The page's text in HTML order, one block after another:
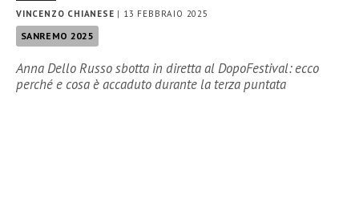
VINCENZO CHIANESE | 13 FEBBRAIO 2025
SANREMO 2025
Anna Dello Russo sbotta in diretta al DopoFestival: ecco
perché e cosa è accaduto durante la terza puntata